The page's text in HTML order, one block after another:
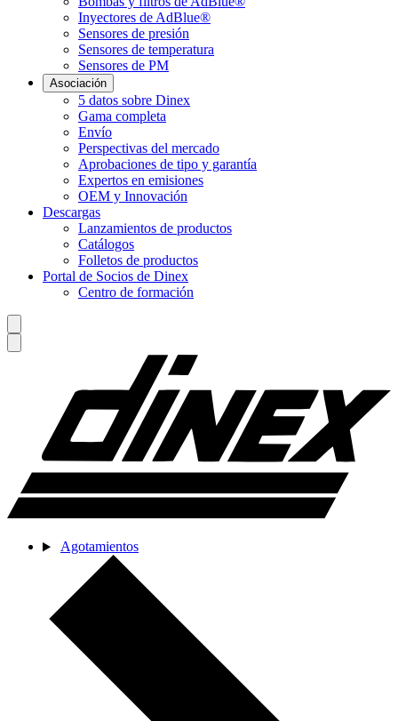
Inyectores de AdBlue®
Sensores de presión
Sensores de temperatura
Sensores de PM
Asociación
5 datos sobre Dinex
Gama completa
Envío
Perspectivas del mercado
Aprobaciones de tipo y garantía
Expertos en emisiones
OEM y Innovación
Descargas
Lanzamientos de productos
Catálogos
Folletos de productos
Portal de Socios de Dinex
Centro de formación
Agotamientos